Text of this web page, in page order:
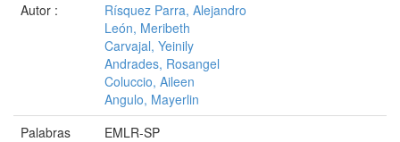
Autor :
Rísquez Parra, Alejandro
León, Meribeth
Carvajal, Yeinily
Andrades, Rosangel
Coluccio, Aileen
Angulo, Mayerlin
Palabras
EMLR-SP